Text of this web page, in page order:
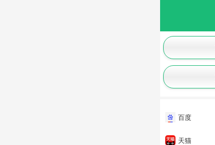
百度
天猫